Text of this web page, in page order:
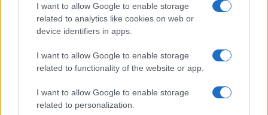
I want to allow Google to enable storage
related to analytics like cookies on web or
device identifiers in apps.
I want to allow Google to enable storage
related to functionality of the website or app.
I want to allow Google to enable storage
related to personalization.
Si bien su impresionante portal sur está
recubierto de magníficas esculturas, son los
claustros de estilo manuelino los que son el
verdadero espectáculo con suselegantes arcos y
pilaresy motivos finamente tallados. Su iglesia
es igualmente impresionante en términos de